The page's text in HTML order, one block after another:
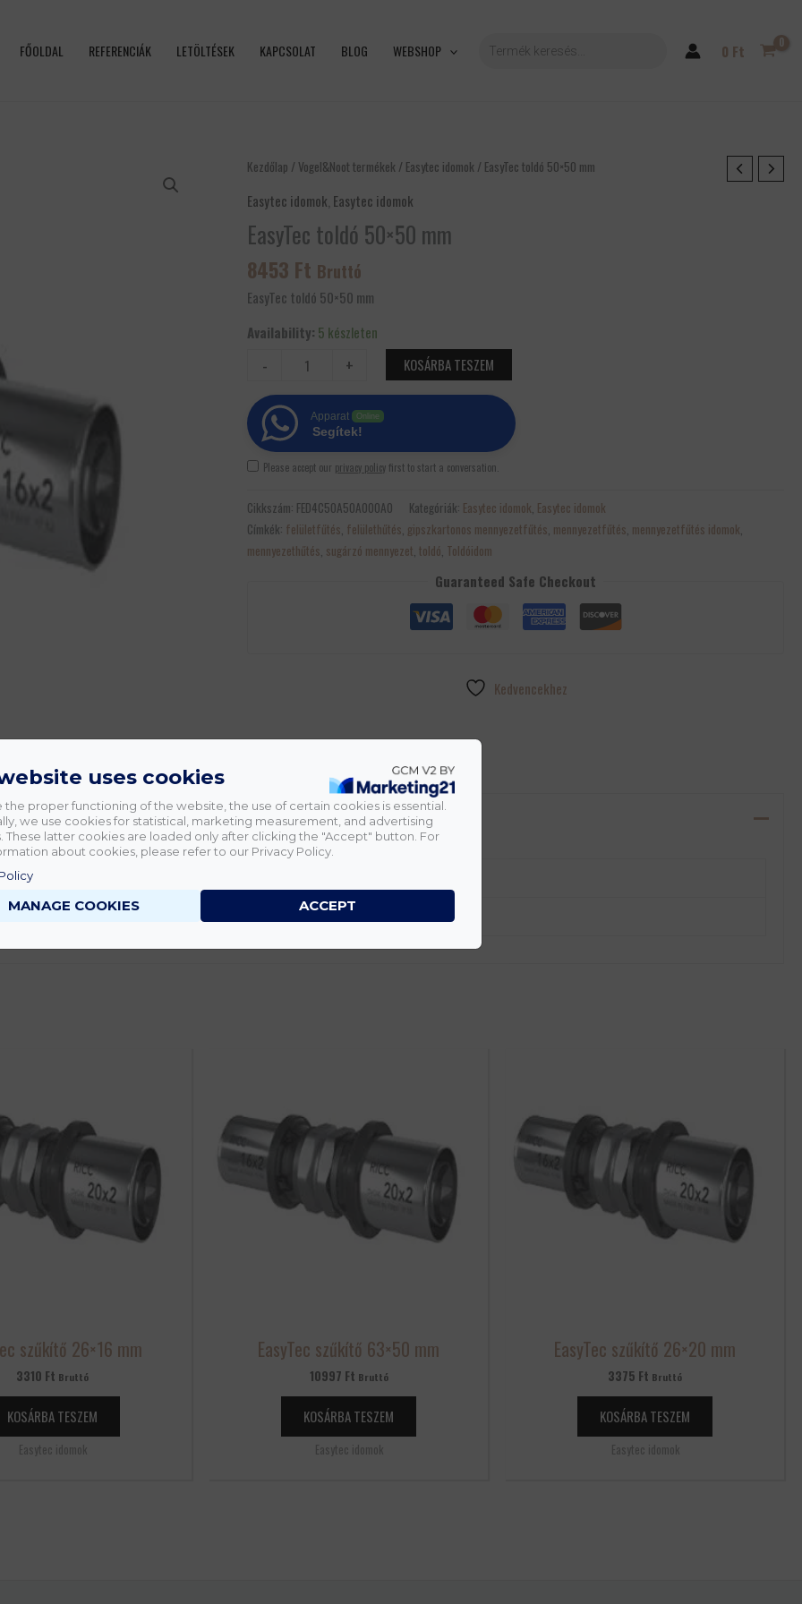
FŐOLDAL REFERENCIÁK LETÖLTÉSEK KAPCSOLAT BLOG WEBSHOP SEARCH 0 Ft
Kezdőlap / Vogel&Noot termékek / Easytec idomok / EasyTec toldó 50×50 mm
Easytec idomok Easytec idomok
EasyTec toldó 50×50 mm
8453 Ft Bruttó
EasyTec toldó 50×50 mm
Availability: 5 készleten
-
EasyTec
50x50
mm
mennyiség
+ KOSÁRBA TESZEM
Apparat Online
Segítek!
Please accept our privacy policyfirst to start a conversation.
Cikkszám: FED4C50A50A000A0 Kategóriák: Easytec idomok Easytec idomok
Címkék: felületfűtés felülethűtés gipszkartonos mennyezetfűtés mennyezetfűtés mennyezetfűtés idomok
mennyezethűtés sugárzó mennyezet ,toldó Toldóidom
Guaranteed Safe Checkout
Kedvencekhez
szűkítő 26×16 mm
3310 Ft Bruttó
KOSÁRBA TESZEM
Easytec idomok
EasyTec szűkítő 63×50 mm
10997 Ft Bruttó
KOSÁRBA TESZEM
Easytec idomok
EasyTec szűkítő 26×20 mm
3375 Ft Bruttó
KOSÁRBA TESZEM
Easytec idomok
uses cookies
the proper functioning of the website, the use of certain cookies is essential.
we use cookies for statistical, marketing measurement, and advertising
These latter cookies are loaded only after clicking the "Accept" button. For
about cookies, please refer to our Privacy Policy.
MANAGE COOKIES ACCEPT